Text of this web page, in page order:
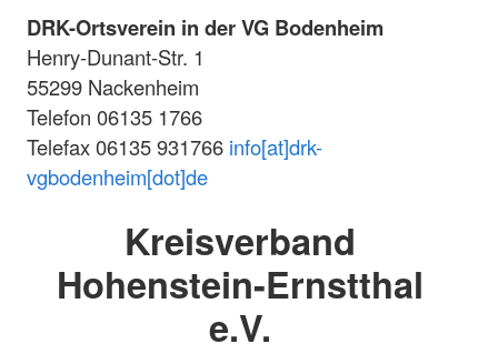
DRK-Ortsverein in der VG Bodenheim
Henry-Dunant-Str. 1
55299 Nackenheim
Telefon 06135 1766
Telefax 06135 931766 info[at]drk-
vgbodenheim[dot]de
Kreisverband
Hohenstein-Ernstthal
e.V.